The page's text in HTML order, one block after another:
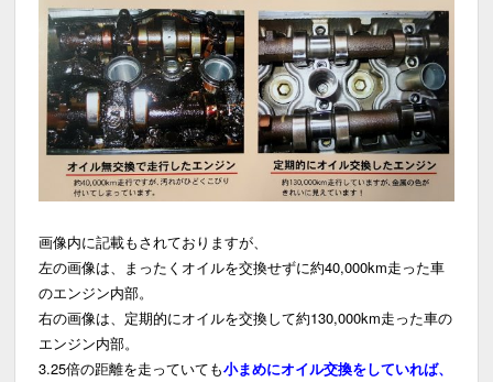
画像内に記載もされておりますが、
左の画像は、まったくオイルを交換せずに約40,000km走った車
のエンジン内部。
右の画像は、定期的にオイルを交換して約130,000km走った車の
エンジン内部。
3.25倍の距離を走っていても小まめにオイル交換をしていれば、